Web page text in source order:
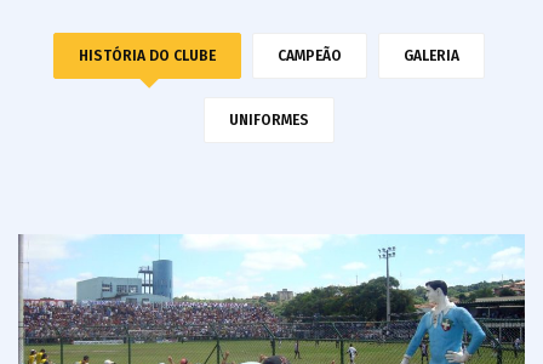
HISTÓRIA DO CLUBE CAMPEÃO GALERIA
UNIFORMES